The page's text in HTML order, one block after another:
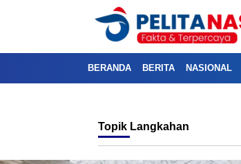
BERANDA BERITA NASIONAL
Topik Langkahan